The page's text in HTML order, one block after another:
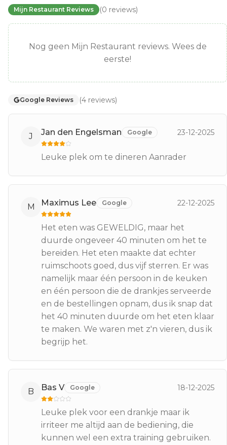
Mijn Restaurant Reviews (0 reviews)
Nog geen Mijn Restaurant reviews. Wees de
eerste!
Google Reviews (4 reviews)
J Jan den Engelsman Google 23-12-2025
Leuke plek om te dineren Aanrader
M Maximus Lee Google 22-12-2025
Het eten was GEWELDIG, maar het
duurde ongeveer 40 minuten om het te
bereiden. Het eten maakte dat echter
ruimschoots goed, dus vijf sterren. Er was
namelijk maar één persoon in de keuken
en één persoon die de drankjes serveerde
en de bestellingen opnam, dus ik snap dat
het 40 minuten duurde om het eten klaar
te maken. We waren met z'n vieren, dus ik
begrijp het.
B Bas V Google 18-12-2025
Leuke plek voor een drankje maar ik
irriteer me altijd aan de bediening, die
kunnen wel een extra training gebruiken.